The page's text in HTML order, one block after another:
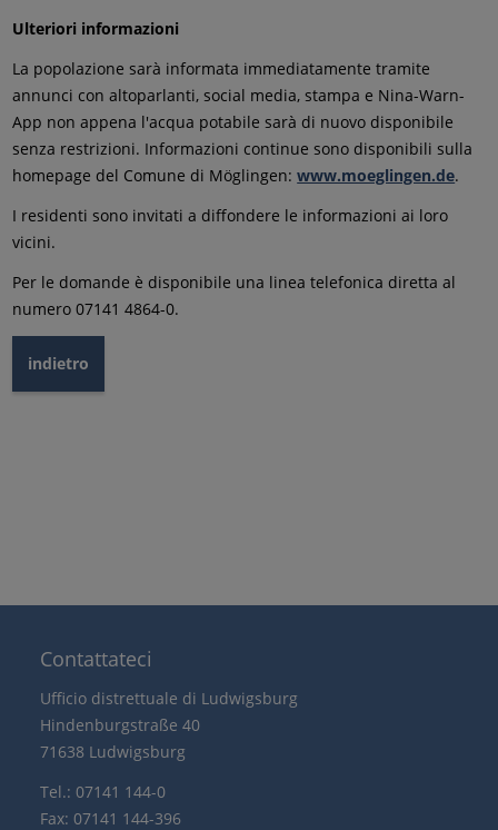
Ulteriori informazioni
La popolazione sarà informata immediatamente tramite
annunci con altoparlanti, social media, stampa e Nina-Warn-
App non appena l'acqua potabile sarà di nuovo disponibile
senza restrizioni. Informazioni continue sono disponibili sulla
homepage del Comune di Möglingen:www.moeglingen.de.
I residenti sono invitati a diffondere le informazioni ai loro
vicini.
Per le domande è disponibile una linea telefonica diretta al
numero 07141 4864-0.
indietro
Contattateci
Ufficio distrettuale di Ludwigsburg
Hindenburgstraße 40
71638 Ludwigsburg
Tel.: 07141 144-0
Fax: 07141 144-396